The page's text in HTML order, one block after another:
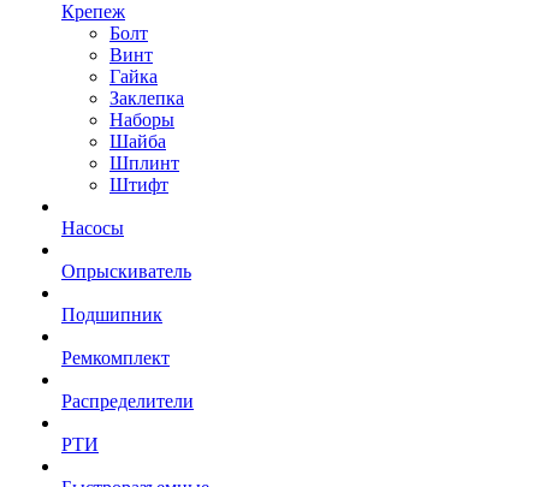
Крепеж
Болт
Винт
Гайка
Заклепка
Наборы
Шайба
Шплинт
Штифт
Насосы
Опрыскиватель
Подшипник
Ремкомплект
Распределители
РТИ